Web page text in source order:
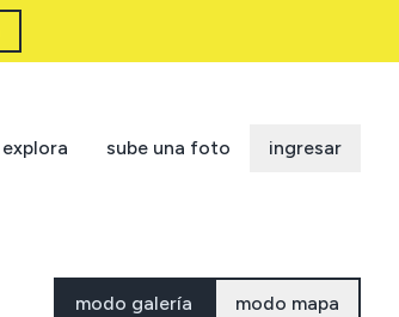
explora sube una foto ingresar
modo galería modo mapa